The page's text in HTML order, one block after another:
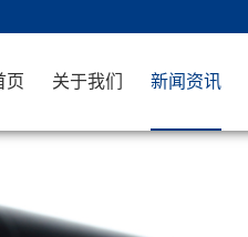
页 关于我们 新闻资讯